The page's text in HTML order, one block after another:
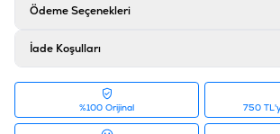
Katkı Maddeleri
Aroma Vericiler
Tedarikçi Ürün Kodu
: 12480131
Ödeme Seçenekleri
İade Koşulları
%100 Orijinal 750